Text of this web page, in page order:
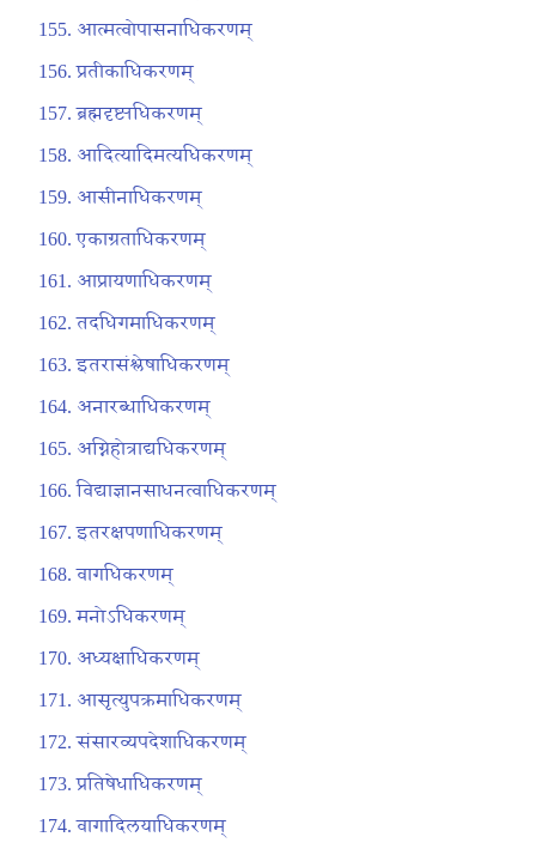
आत्मत्वोपासनाधिकरणम्
प्रतीकाधिकरणम्
ब्रह्मदृष्ट्यधिकरणम्
आदित्यादिमत्यधिकरणम्
आसीनाधिकरणम्
एकाग्रताधिकरणम्
आप्रायणाधिकरणम्
तदधिगमाधिकरणम्
इतरासंश्लेषाधिकरणम्
अनारब्धाधिकरणम्
अग्निहोत्राद्यधिकरणम्
विद्याज्ञानसाधनत्वाधिकरणम्
इतरक्षपणाधिकरणम्
वागधिकरणम्
मनोऽधिकरणम्
अध्यक्षाधिकरणम्
आसृत्युपक्रमाधिकरणम्
संसारव्यपदेशाधिकरणम्
प्रतिषेधाधिकरणम्
वागादिलयाधिकरणम्